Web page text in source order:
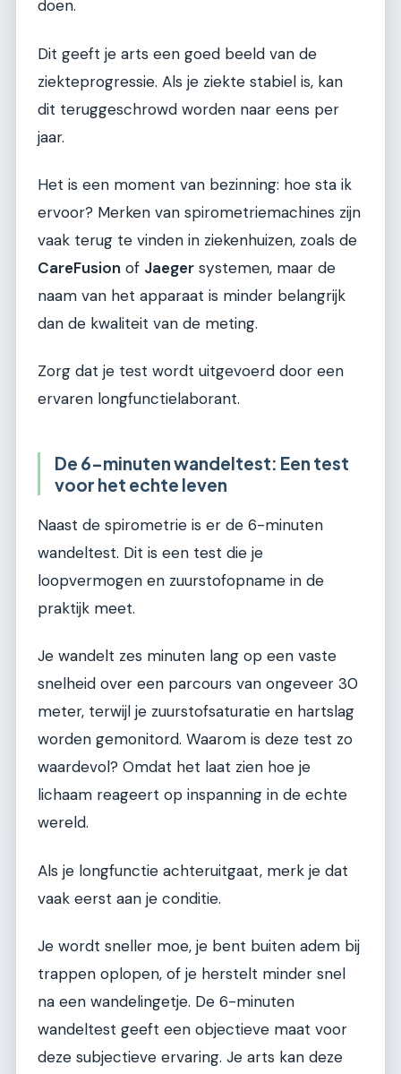
doen.
Dit geeft je arts een goed beeld van de
ziekteprogressie. Als je ziekte stabiel is, kan
dit teruggeschrowd worden naar eens per
jaar.
Het is een moment van bezinning: hoe sta ik
ervoor? Merken van spirometriemachines zijn
vaak terug te vinden in ziekenhuizen, zoals de
CareFusion of Jaeger systemen, maar de
naam van het apparaat is minder belangrijk
dan de kwaliteit van de meting.
Zorg dat je test wordt uitgevoerd door een
ervaren longfunctielaborant.
De 6-minuten wandeltest: Een test
voor het echte leven
Naast de spirometrie is er de 6-minuten
wandeltest. Dit is een test die je
loopvermogen en zuurstofopname in de
praktijk meet.
Je wandelt zes minuten lang op een vaste
snelheid over een parcours van ongeveer 30
meter, terwijl je zuurstofsaturatie en hartslag
worden gemonitord. Waarom is deze test zo
waardevol? Omdat het laat zien hoe je
lichaam reageert op inspanning in de echte
wereld.
Als je longfunctie achteruitgaat, merk je dat
vaak eerst aan je conditie.
Je wordt sneller moe, je bent buiten adem bij
trappen oplopen, of je herstelt minder snel
na een wandelingetje. De 6-minuten
wandeltest geeft een objectieve maat voor
deze subjectieve ervaring. Je arts kan deze